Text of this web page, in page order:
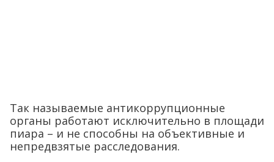
Так называемые антикоррупционные
органы работают исключительно в площади
пиара – и не способны на объективные и
непредвзятые расследования.